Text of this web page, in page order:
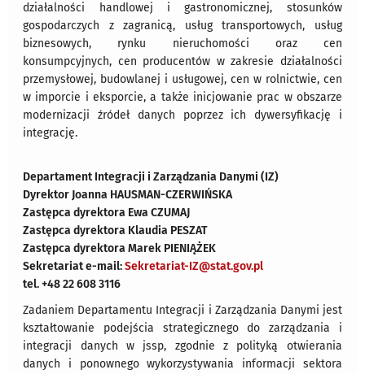
działalności handlowej i gastronomicznej, stosunków
gospodarczych z zagranicą, usług transportowych, usług
biznesowych, rynku nieruchomości oraz cen
konsumpcyjnych, cen producentów w zakresie działalności
przemysłowej, budowlanej i usługowej, cen w rolnictwie, cen
w imporcie i eksporcie, a także inicjowanie prac w obszarze
modernizacji źródeł danych poprzez ich dywersyfikację i
integrację.
Departament Integracji i Zarządzania Danymi (IZ)
Dyrektor Joanna HAUSMAN-CZERWIŃSKA
Zastępca dyrektora Ewa CZUMAJ
Zastępca dyrektora Klaudia PESZAT
Zastępca dyrektora Marek PIENIĄŻEK
Sekretariat e-mail:Sekretariat-IZ@stat.gov.pl
tel. +48 22 608 3116
Zadaniem Departamentu Integracji i Zarządzania Danymi jest
kształtowanie podejścia strategicznego do zarządzania i
integracji danych w jssp, zgodnie z polityką otwierania
danych i ponownego wykorzystywania informacji sektora